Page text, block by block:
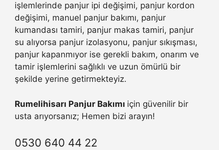
işlemlerinde panjur ipi değişimi, panjur kordon
değişimi, manuel panjur bakımı, panjur
kumandası tamiri, panjur makas tamiri, panjur
su alıyorsa panjur izolasyonu, panjur sıkışması,
panjur kapanmıyor ise gerekli bakım, onarım ve
tamir işlemlerini sağlıklı ve uzun ömürlü bir
şekilde yerine getirmekteyiz.
Rumelihisarı Panjur Bakımı için güvenilir bir
usta arıyorsanız; Hemen bizi arayın!
0530 640 44 22